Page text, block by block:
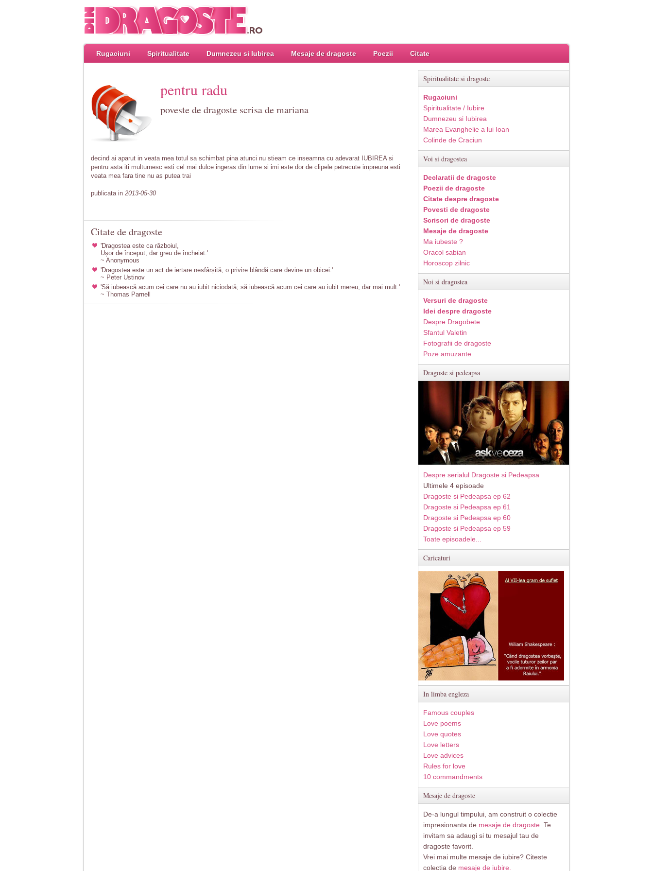
Rugaciuni Spiritualitate Dumnezeu si Iubirea Mesaje de dragoste Poezii Citate
pentru radu
poveste de dragoste scrisa de mariana
decind ai aparut in veata mea totul sa schimbat pina atunci nu stieam ce inseamna cu adevarat IUBIREA si
pentru asta iti multumesc esti cel mai dulce ingeras din lume si imi este dor de clipele petrecute impreuna esti
veata mea fara tine nu as putea trai
publicata in 2013-05-30
Citate de dragoste
'Dragostea este ca războiul,
Ușor de început, dar greu de încheiat.'
~ Anonymous
'Dragostea este un act de iertare nesfârșită, o privire blândă care devine un obicei.'
~ Peter Ustinov
'Să iubească acum cei care nu au iubit niciodată; să iubească acum cei care au iubit mereu, dar mai mult.'
~ Thomas Parnell
Spiritualitate si dragoste
Rugaciuni
Spiritualitate / Iubire
Dumnezeu si Iubirea
Marea Evanghelie a lui Ioan
Colinde de Craciun
Voi si dragostea
Declaratii de dragoste
Poezii de dragoste
Citate despre dragoste
Povesti de dragoste
Scrisori de dragoste
Mesaje de dragoste
Ma iubeste ?
Oracol sabian
Horoscop zilnic
Noi si dragostea
Versuri de dragoste
Idei despre dragoste
Despre Dragobete
Sfantul Valetin
Fotografii de dragoste
Poze amuzante
Dragoste si pedeapsa
Despre serialul Dragoste si Pedeapsa
Ultimele 4 episoade
Dragoste si Pedeapsa ep 62
Dragoste si Pedeapsa ep 61
Dragoste si Pedeapsa ep 60
Dragoste si Pedeapsa ep 59
Toate episoadele...
Caricaturi
In limba engleza
Famous couples
Love poems
Love quotes
Love letters
Love advices
Rules for love
10 commandments
Mesaje de dragoste
De-a lungul timpului, am construit o colectie
impresionanta de mesaje de dragoste . Te
invitam sa adaugi si tu mesajul tau de
dragoste favorit.
Vrei mai multe mesaje de iubire? Citeste
colectia de mesaje de iubire.